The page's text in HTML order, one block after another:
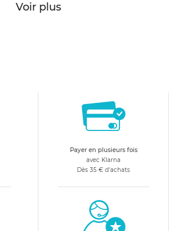
Voir plus
Payer en plusieurs fois
avec Klarna
Dès 35 € d'achats